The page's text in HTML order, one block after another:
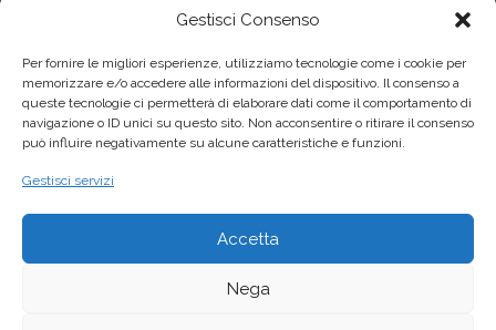
Gestisci Consenso
Per fornire le migliori esperienze, utilizziamo tecnologie come i cookie per
memorizzare e/o accedere alle informazioni del dispositivo. Il consenso a
queste tecnologie ci permetterà di elaborare dati come il comportamento di
navigazione o ID unici su questo sito. Non acconsentire o ritirare il consenso
può influire negativamente su alcune caratteristiche e funzioni.
Gestisci servizi
Accetta
Nega
condividere esperienze, eventi e consigli sulla strada.
Seguici sui social
Facebook
WhatsApp
2026©Tutti i diritti riservati - Associazione Culturale
Camperisti "I 2 Poli d'Italia" - C.F. 96622150587 |